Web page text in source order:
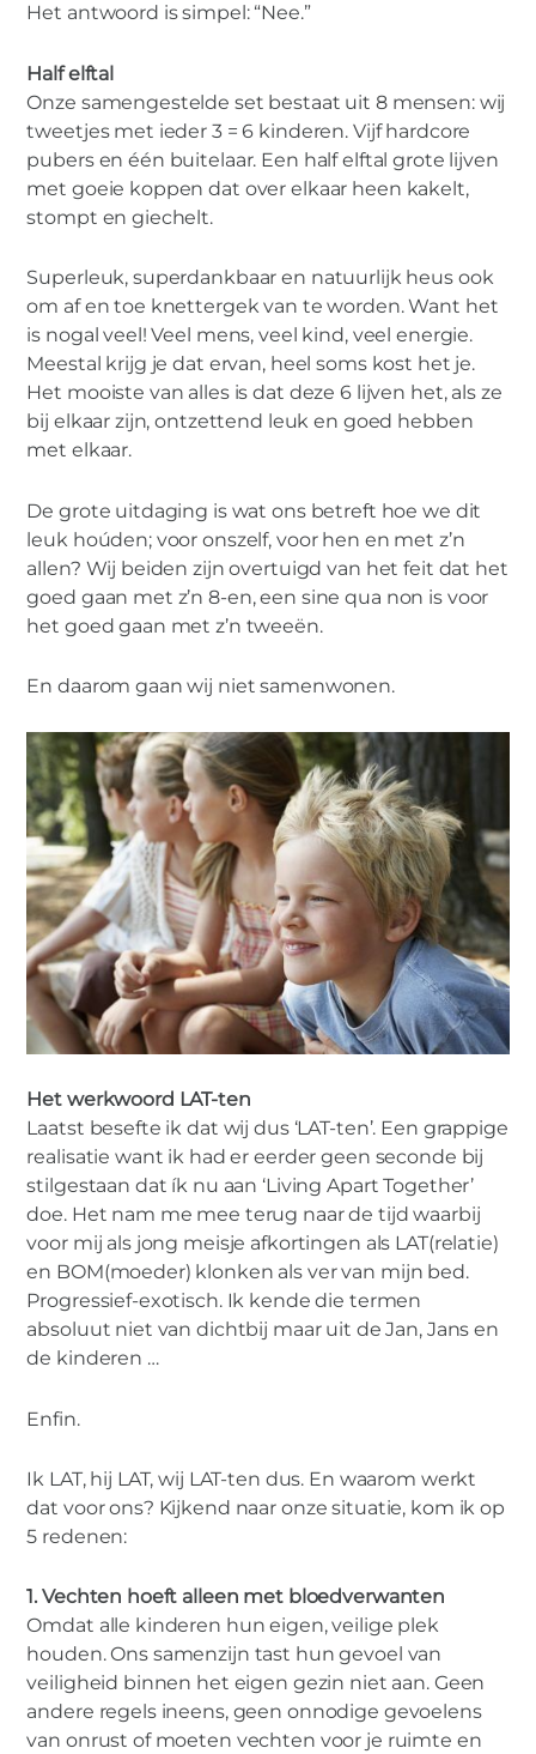
VROUW
Het antwoord is simpel: “Nee.”
Half elftal
Onze samengestelde set bestaat uit 8 mensen: wij
tweetjes met ieder 3 = 6 kinderen. Vijf hardcore
pubers en één buitelaar. Een half elftal grote lijven
met goeie koppen dat over elkaar heen kakelt,
stompt en giechelt.
Superleuk, superdankbaar en natuurlijk heus ook
om af en toe knettergek van te worden. Want het
is nogal veel! Veel mens, veel kind, veel energie.
Meestal krijg je dat ervan, heel soms kost het je.
Het mooiste van alles is dat deze 6 lijven het, als ze
bij elkaar zijn, ontzettend leuk en goed hebben
met elkaar.
De grote uitdaging is wat ons betreft hoe we dit
leuk hoúden; voor onszelf, voor hen en met z’n
allen? Wij beiden zijn overtuigd van het feit dat het
goed gaan met z’n 8-en, een sine qua non is voor
het goed gaan met z’n tweeën.
En daarom gaan wij niet samenwonen.
Het werkwoord LAT-ten
Laatst besefte ik dat wij dus ‘LAT-ten’. Een grappige
realisatie want ik had er eerder geen seconde bij
stilgestaan dat ík nu aan ‘Living Apart Together’
doe. Het nam me mee terug naar de tijd waarbij
voor mij als jong meisje afkortingen als LAT(relatie)
en BOM(moeder) klonken als ver van mijn bed.
Progressief-exotisch. Ik kende die termen
absoluut niet van dichtbij maar uit de Jan, Jans en
de kinderen …
Enfin.
Ik LAT, hij LAT, wij LAT-ten dus. En waarom werkt
dat voor ons? Kijkend naar onze situatie, kom ik op
5 redenen:
1. Vechten hoeft alleen met bloedverwanten
Omdat alle kinderen hun eigen, veilige plek
houden. Ons samenzijn tast hun gevoel van
veiligheid binnen het eigen gezin niet aan. Geen
andere regels ineens, geen onnodige gevoelens
van onrust of moeten vechten voor je ruimte en